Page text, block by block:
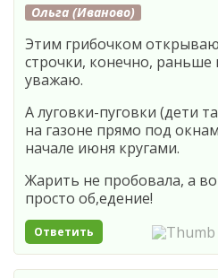
Ольга (Иваново)
Этим грибочком
строчки, конечно, раньше
уважаю.
А луговки-пуговки (дети
на газоне прямо под
начале июня кругами.
Жарить не пробовала, а
просто об,едение!
Ответить